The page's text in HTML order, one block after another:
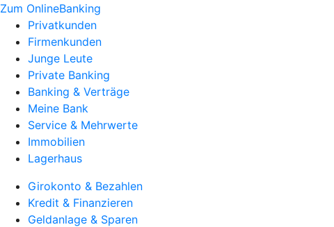
Zum OnlineBanking
Privatkunden
Firmenkunden
Junge Leute
Private Banking
Banking & Verträge
Meine Bank
Service & Mehrwerte
Immobilien
Lagerhaus
Girokonto & Bezahlen
Kredit & Finanzieren
Geldanlage & Sparen